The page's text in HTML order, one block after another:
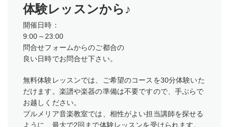
体験レッスンから♪
開催日時：
9:00～23:00
問合せフォームからのご都合の
良い日時でお問合せ下さい。
無料体験レッスンでは、ご希望のコースを30分体験いた
だけます。楽譜や楽器の準備は不要ですので、手ぶらで
お越しください。
プルメリア音楽教室では、相性がよい担当講師を探せる
ように、最大で2回まで体験レッスンを受けられます。